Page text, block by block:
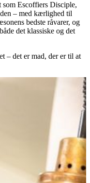
Escoffiers Disciple,
– med kærlighed til
bedste råvarer, og
det klassiske og det
– det er mad, der er til at